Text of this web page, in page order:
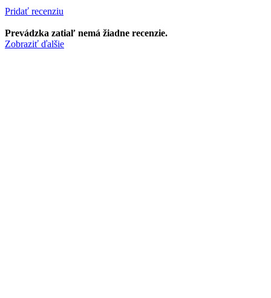
Pridať recenziu
Prevádzka zatiaľ nemá žiadne recenzie.
Zobraziť ďalšie